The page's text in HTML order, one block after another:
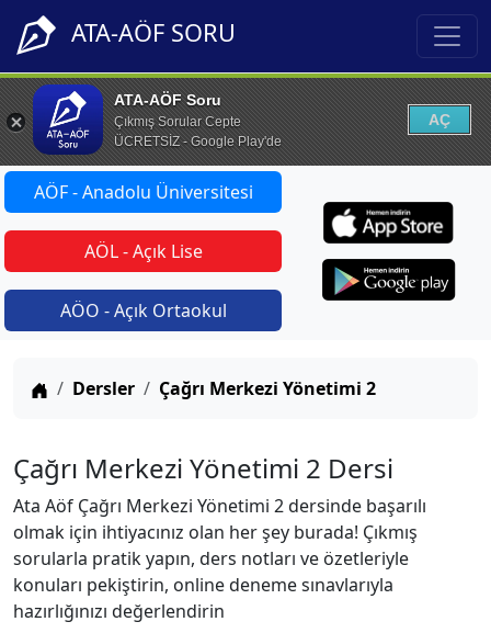
ATA-AÖF SORU
ATA-AÖF Soru
Çıkmış Sorular Cepte
ÜCRETSİZ - Google Play'de
AÇ
AÖF - Anadolu Üniversitesi
AÖL - Açık Lise
AÖO - Açık Ortaokul
Anasayfa
Dersler Çağrı Merkezi Yönetimi 2
Çağrı Merkezi Yönetimi 2 Dersi
Ata Aöf Çağrı Merkezi Yönetimi 2 dersinde başarılı
olmak için ihtiyacınız olan her şey burada! Çıkmış
sorularla pratik yapın, ders notları ve özetleriyle
konuları pekiştirin, online deneme sınavlarıyla
hazırlığınızı değerlendirin